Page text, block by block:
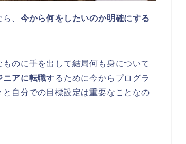
、 今から何をしたいのか明確にする
のに手を出して結局何も身について
ニアに転職するために今からプログラ
と自分での目標設定は重要なことなの